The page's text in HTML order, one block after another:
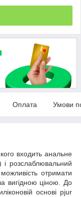
Оплата Умови
входить анальне
і розслаблювальний
отримати
вигідною ціною. До
основі pjur